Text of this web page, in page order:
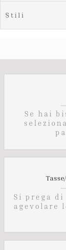
Stili
Se hai
Si prega
agevolare